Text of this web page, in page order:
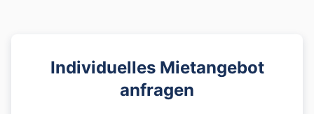
Individuelles Mietangebot
anfragen